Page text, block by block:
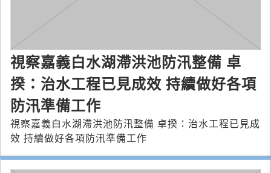
視察嘉義白水湖滯洪池防汛整備 卓
揆：治水工程已見成效 持續做好各項
防汛準備工作
視察嘉義白水湖滯洪池防汛整備 卓揆：治水工程已見成
效 持續做好各項防汛準備工作